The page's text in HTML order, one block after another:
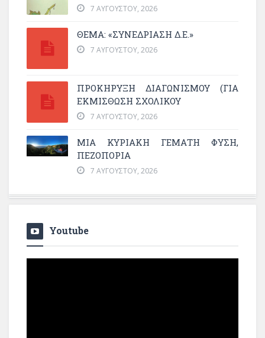
7 ΑΥΓΟΎΣΤΟΥ, 2026
ΘΕΜΑ: «ΣΥΝΕΔΡΊΑΣΗ Δ.Ε.»
7 ΑΥΓΟΎΣΤΟΥ, 2026
ΠΡΟΚΗΡΥΞΗ ΔΙΑΓΩΝΙΣΜΟΥ (ΓΙΑ
ΕΚΜΊΣΘΩΣΗ ΣΧΟΛΙΚΟΎ
7 ΑΥΓΟΎΣΤΟΥ, 2026
ΜΙΑ ΚΥΡΙΑΚΉ ΓΕΜΆΤΗ ΦΎΣΗ,
ΠΕΖΟΠΟΡΊΑ
7 ΑΥΓΟΎΣΤΟΥ, 2026
Youtube